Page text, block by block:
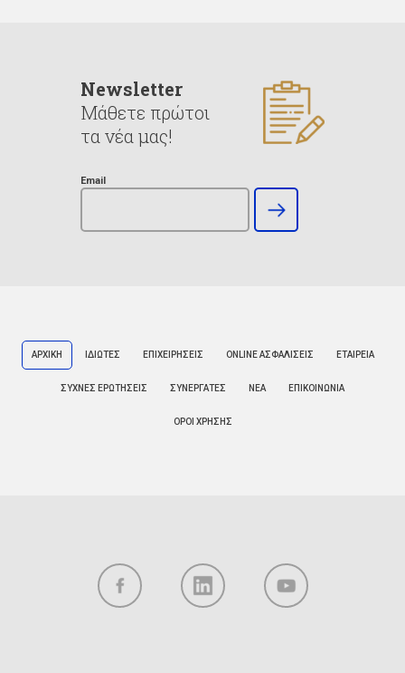
Newsletter
Μάθετε πρώτοι
τα νέα μας!
Email
ΑΡΧΙΚΗ ΙΔΙΩΤΕΣ ΕΠΙΧΕΙΡΗΣΕΙΣ ONLINE ΑΣΦΑΛΙΣΕΙΣ ΕΤΑΙΡΕΙΑ
ΣΥΧΝΕΣ ΕΡΩΤΗΣΕΙΣ ΣΥΝΕΡΓΑΤΕΣ ΝΕΑ ΕΠΙΚΟΙΝΩΝΙΑ
ΟΡΟΙ ΧΡΗΣΗΣ